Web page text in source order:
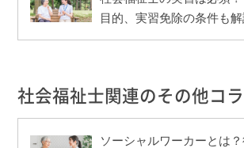
目的、実習免除の条件も解
社会福祉士関連のその他コ
ソーシャルワーカーとは